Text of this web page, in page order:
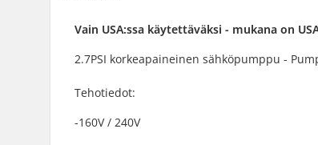
Vain USA:ssa käytettäväksi - mukana on
2.7PSI korkeapaineinen sähköpumppu -
Tehotiedot:
-160V / 240V